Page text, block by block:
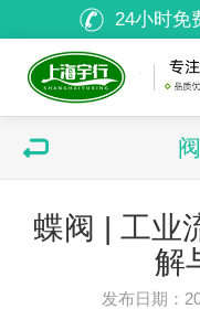
24小时免
蝶阀 | 工业
解
发布日期：